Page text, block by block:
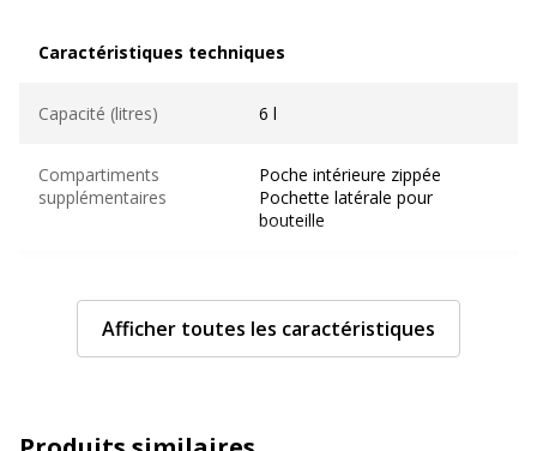
Caractéristiques techniques
Capacité (litres) 6 l
Compartiments
supplémentaires
Poche intérieure zippée
Pochette latérale pour
bouteille
Bande réfléchissante
Afficher toutes les caractéristiques